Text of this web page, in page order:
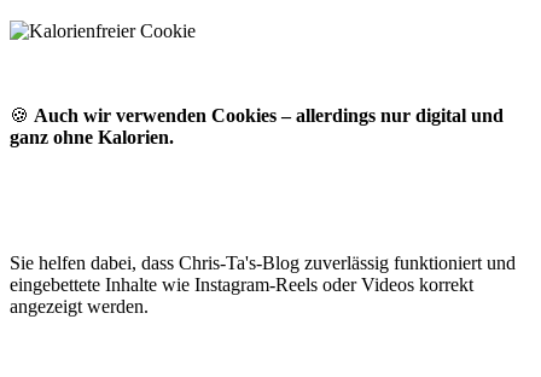
🍪 Auch wir verwenden Cookies – allerdings nur digital und
ganz ohne Kalorien.
Sie helfen dabei, dass Chris-Ta's-Blog zuverlässig funktioniert und
eingebettete Inhalte wie Instagram-Reels oder Videos korrekt
angezeigt werden.